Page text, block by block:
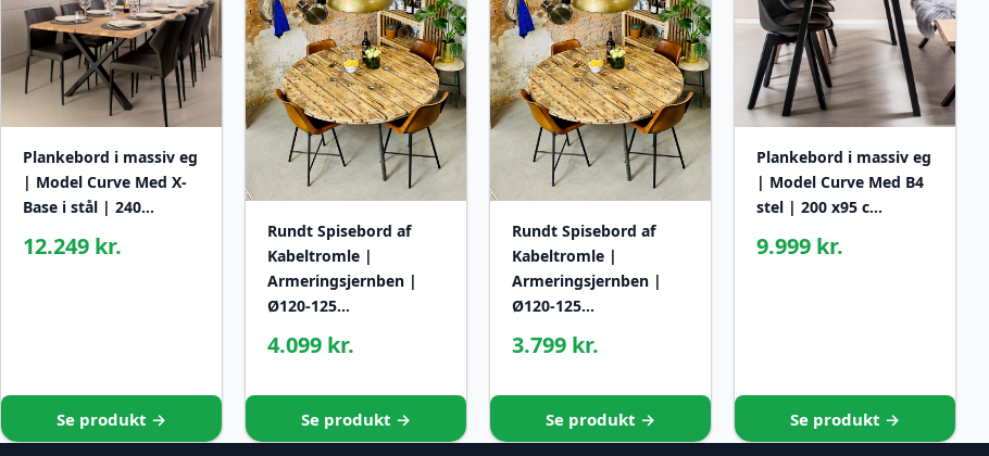
Plankebord i massiv eg
| Model Curve Med X-
Base i stål | 240…
12.249 kr.
Se produkt →
Rundt Spisebord af
Kabeltromle |
Armeringsjernben |
Ø120-125…
4.099 kr.
Se produkt →
Rundt Spisebord af
Kabeltromle |
Armeringsjernben |
Ø120-125…
3.799 kr.
Se produkt →
Plankebord i massiv eg
| Model Curve Med B4
stel | 200 x95 c…
9.999 kr.
Se produkt →